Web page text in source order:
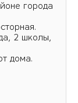
города
2 школы,
дома.